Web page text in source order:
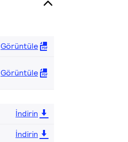
Görüntüle
Görüntüle
İndirin
İndirin